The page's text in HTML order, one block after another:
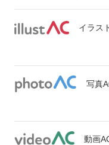
イラス
写真
動画